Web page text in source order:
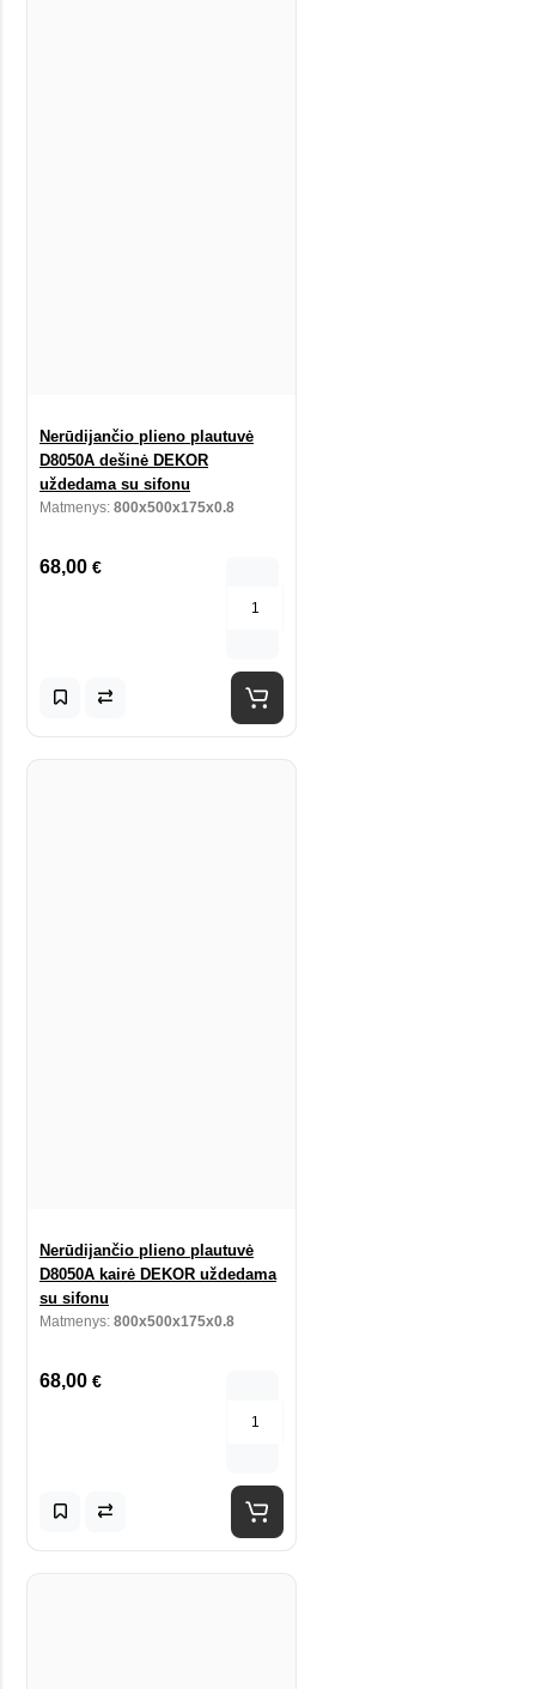
Nerūdijančio plieno plautuvė
D8050A dešinė DEKOR
uždedama su sifonu
Matmenys: 800x500x175x0.8
68,00 €
Nerūdijančio plieno plautuvė
D8050A kairė DEKOR uždedama
su sifonu
Matmenys: 800x500x175x0.8
68,00 €